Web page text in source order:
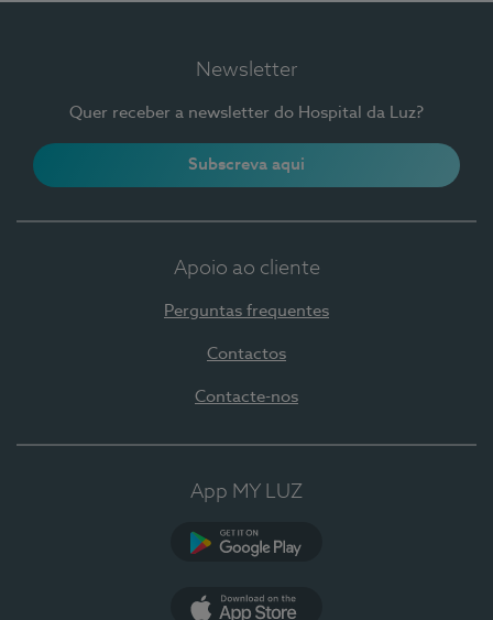
Newsletter
Quer receber a newsletter do Hospital da Luz?
Subscreva aqui
Apoio ao cliente
Perguntas frequentes
Contactos
Contacte-nos
App MY LUZ